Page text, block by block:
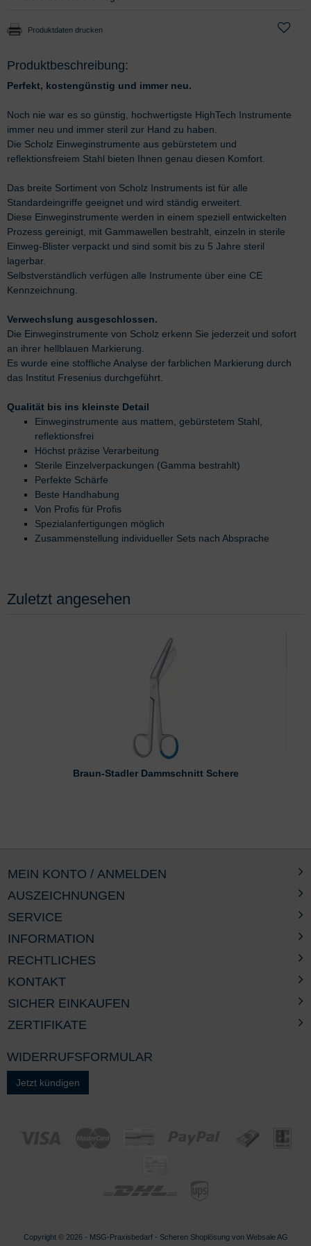
Produktdaten drucken
Produktbeschreibung:
Perfekt, kostengünstig und immer neu.
Noch nie war es so günstig, hochwertigste HighTech Instrumente
immer neu und immer steril zur Hand zu haben.
Die Scholz Einweginstrumente aus gebürstetem und
reflektionsfreiem Stahl bieten Ihnen genau diesen Komfort.
Das breite Sortiment von Scholz Instruments ist für alle
Standardeingriffe geeignet und wird ständig erweitert.
Diese Einweginstrumente werden in einem speziell entwickelten
Prozess gereinigt, mit Gammawellen bestrahlt, einzeln in sterile
Einweg-Blister verpackt und sind somit bis zu 5 Jahre steril
lagerbar.
Selbstverständlich verfügen alle Instrumente über eine CE
Kennzeichnung.
Verwechslung ausgeschlossen.
Die Einweginstrumente von Scholz erkenn Sie jederzeit und sofort
an ihrer hellblauen Markierung.
Es wurde eine stoffliche Analyse der farblichen Markierung durch
das Institut Fresenius durchgeführt.
Qualität bis ins kleinste Detail
Einweginstrumente aus mattem, gebürstetem Stahl,
reflektionsfrei
Höchst präzise Verarbeitung
Sterile Einzelverpackungen (Gamma bestrahlt)
Perfekte Schärfe
Beste Handhabung
Von Profis für Profis
Spezialanfertigungen möglich
Zusammenstellung individueller Sets nach Absprache
Zuletzt angesehen
Braun-Stadler Dammschnitt Schere
AUSZEICHNUNGEN
SERVICE
INFORMATION
RECHTLICHES
MEIN KONTO / ANMELDEN
KONTAKT
SICHER EINKAUFEN
ZERTIFIKATE
WIDERRUFSFORMULAR
Jetzt kündigen
Copyright © 2026 - MSG-Praxisbedarf- Scheren Shoplösung von Websale AG